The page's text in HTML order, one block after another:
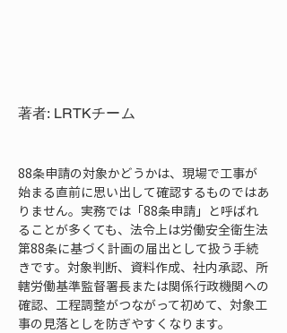
著者: LRTKチーム
88条申請の対象かどうかは、現場で工事が
始まる直前に思い出して確認するものではあ
りません。実務では「88条申請」と呼ばれ
ることが多くても、法令上は労働安全衛生法
第88条に基づく計画の届出として扱う手続
きです。対象判断、資料作成、社内承認、所
轄労働基準監督署長または関係行政機関への
確認、工程調整がつながって初めて、対象工
事の見落としを防ぎやすくなります。